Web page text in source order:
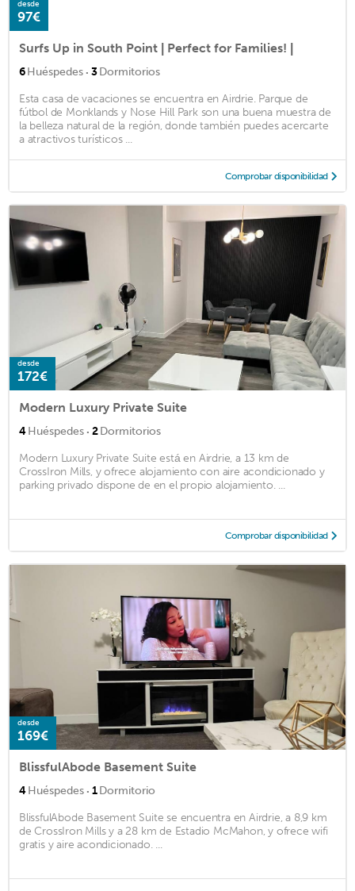
desde
97€
Surfs Up in South Point | Perfect for Families! |
6Huéspedes · 3Dormitorios
Esta casa de vacaciones se encuentra en Airdrie. Parque de
fútbol de Monklands y Nose Hill Park son una buena muestra de
la belleza natural de la región, donde también puedes acercarte
a atractivos turísticos ...
Comprobar disponibilidad
desde
172€
Modern Luxury Private Suite
4Huéspedes · 2Dormitorios
Modern Luxury Private Suite está en Airdrie, a 13 km de
CrossIron Mills, y ofrece alojamiento con aire acondicionado y
parking privado dispone de en el propio alojamiento. ...
Comprobar disponibilidad
desde
169€
BlissfulAbode Basement Suite
4Huéspedes · 1Dormitorio
BlissfulAbode Basement Suite se encuentra en Airdrie, a 8,9 km
de CrossIron Mills y a 28 km de Estadio McMahon, y ofrece wifi
gratis y aire acondicionado. ...